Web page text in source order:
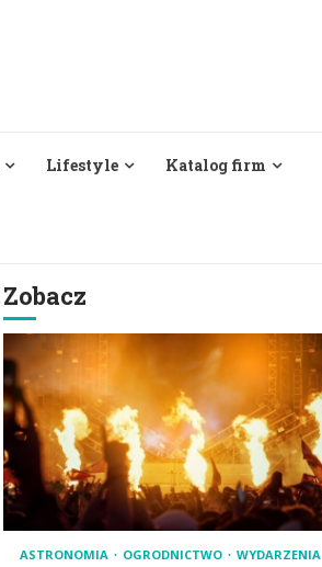
Lifestyle Katalog firm
Zobacz
ASTRONOMIA OGRODNICTWO WYDARZENIA